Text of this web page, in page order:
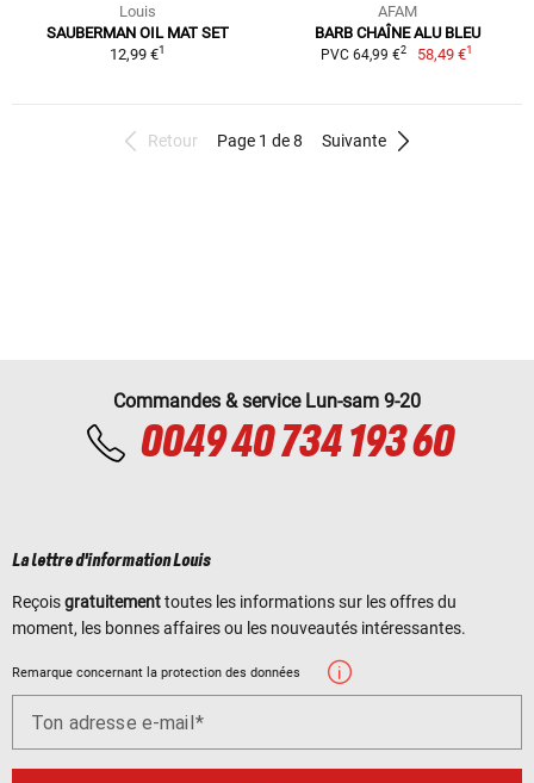
Louis
SAUBERMAN OIL MAT SET
12,99 €1
AFAM
BARB CHAÎNE ALU BLEU
PVC 64,99 €2 58,49 €1
Retour Page 1 de 8 Suivante
Commandes & service Lun-sam 9-20
0049 40 734 193 60
La lettre d'information Louis
Reçoisgratuitementtoutes les informations sur les offres du
moment, les bonnes affaires ou les nouveautés intéressantes.
Remarque concernant la protection des données
Ton adresse e-mail